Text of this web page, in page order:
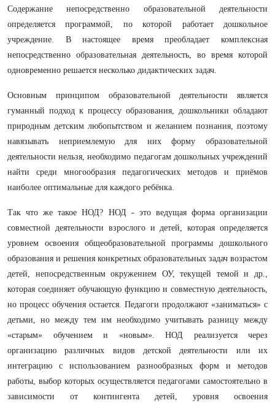
Содержание непосредственно образовательной деятельности
определяется программой, по которой работает дошкольное
учреждение. В настоящее время преобладает комплексная
непосредственно образовательная деятельность, во время которой
одновременно решается несколько дидактических задач.
Основным принципом образовательной деятельности является
гуманный подход к процессу образования, дошкольники обладают
природным детским любопытством и желанием познания, поэтому
навязывать неприемлемую для них форму образовательной
деятельности нельзя, необходимо педагогам дошкольных учреждений
найти среди многообразия педагогических методов и приёмов
наиболее оптимальные для каждого ребёнка.
Так что же такое НОД? НОД - это ведущая форма организации
совместной деятельности взрослого и детей, которая определяется
уровнем освоения общеобразовательной программы дошкольного
образования и решения конкретных образовательных задач возрастом
детей, непосредственным окружением ОУ, текущей темой и др.,
которая соединяет обучающую функцию и совместную деятельность,
но процесс обучения остается. Педагоги продолжают «заниматься» с
детьми, но между тем им необходимо учитывать разницу между
«старым» обучением и «новым».
НОД реализуется через
организацию различных видов детской деятельности или их
интеграцию с использованием разнообразных форм и методов
работы, выбор которых осуществляется педагогами самостоятельно в
зависимости от контингента детей, уровня освоения